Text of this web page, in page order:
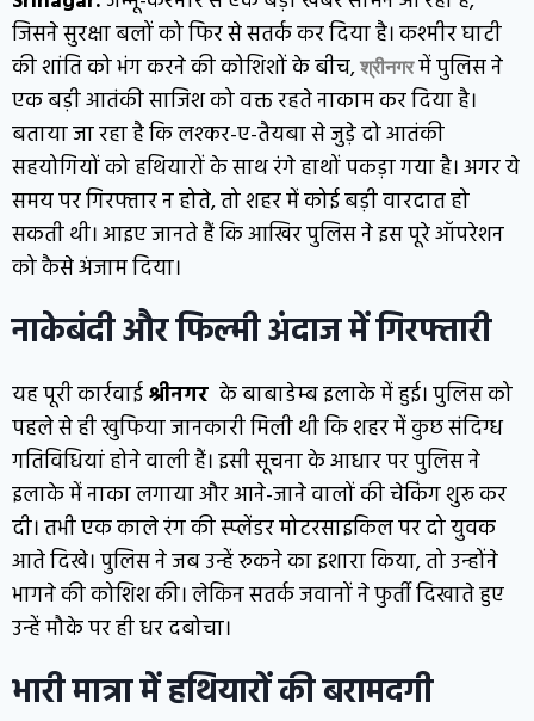
जिसने सुरक्षा बलों को फिर से सतर्क कर दिया है। कश्मीर घाटी
की शांति को भंग करने की कोशिशों के बीच, श्रीनगरमें पुलिस ने
एक बड़ी आतंकी साजिश को वक्त रहते नाकाम कर दिया है।
बताया जा रहा है कि लश्कर-ए-तैयबा से जुड़े दो आतंकी
सहयोगियों को हथियारों के साथ रंगे हाथों पकड़ा गया है। अगर ये
समय पर गिरफ्तार न होते, तो शहर में कोई बड़ी वारदात हो
सकती थी। आइए जानते हैं कि आखिर पुलिस ने इस पूरे ऑपरेशन
को कैसे अंजाम दिया।
नाकेबंदी और फिल्मी अंदाज में गिरफ्तारी
यह पूरी कार्रवाईश्रीनगर के बाबाडेम्ब इलाके में हुई। पुलिस को
पहले से ही खुफिया जानकारी मिली थी कि शहर में कुछ संदिग्ध
गतिविधियां होने वाली हैं। इसी सूचना के आधार पर पुलिस ने
इलाके में नाका लगाया और आने-जाने वालों की चेकिंग शुरू कर
दी। तभी एक काले रंग की स्प्लेंडर मोटरसाइकिल पर दो युवक
आते दिखे। पुलिस ने जब उन्हें रुकने का इशारा किया, तो उन्होंने
भागने की कोशिश की। लेकिन सतर्क जवानों ने फुर्ती दिखाते हुए
उन्हें मौके पर ही धर दबोचा।
भारी मात्रा में हथियारों की बरामदगी